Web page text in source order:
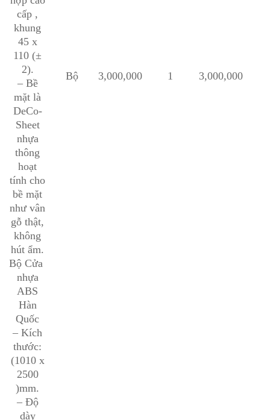
cấp ,
khung
45 x
110 (±
2).
– Bề
mặt là
DeCo-
Sheet
nhựa
thông
hoạt
tính cho
bề mặt
như vân
gỗ thật,
không
hút ẩm.
Bộ Cửa
nhựa
ABS
Hàn
Quốc
– Kích
thước:
(1010 x
2500
)mm.
– Độ
dày
Bộ 3,000,000 1 3,000,000